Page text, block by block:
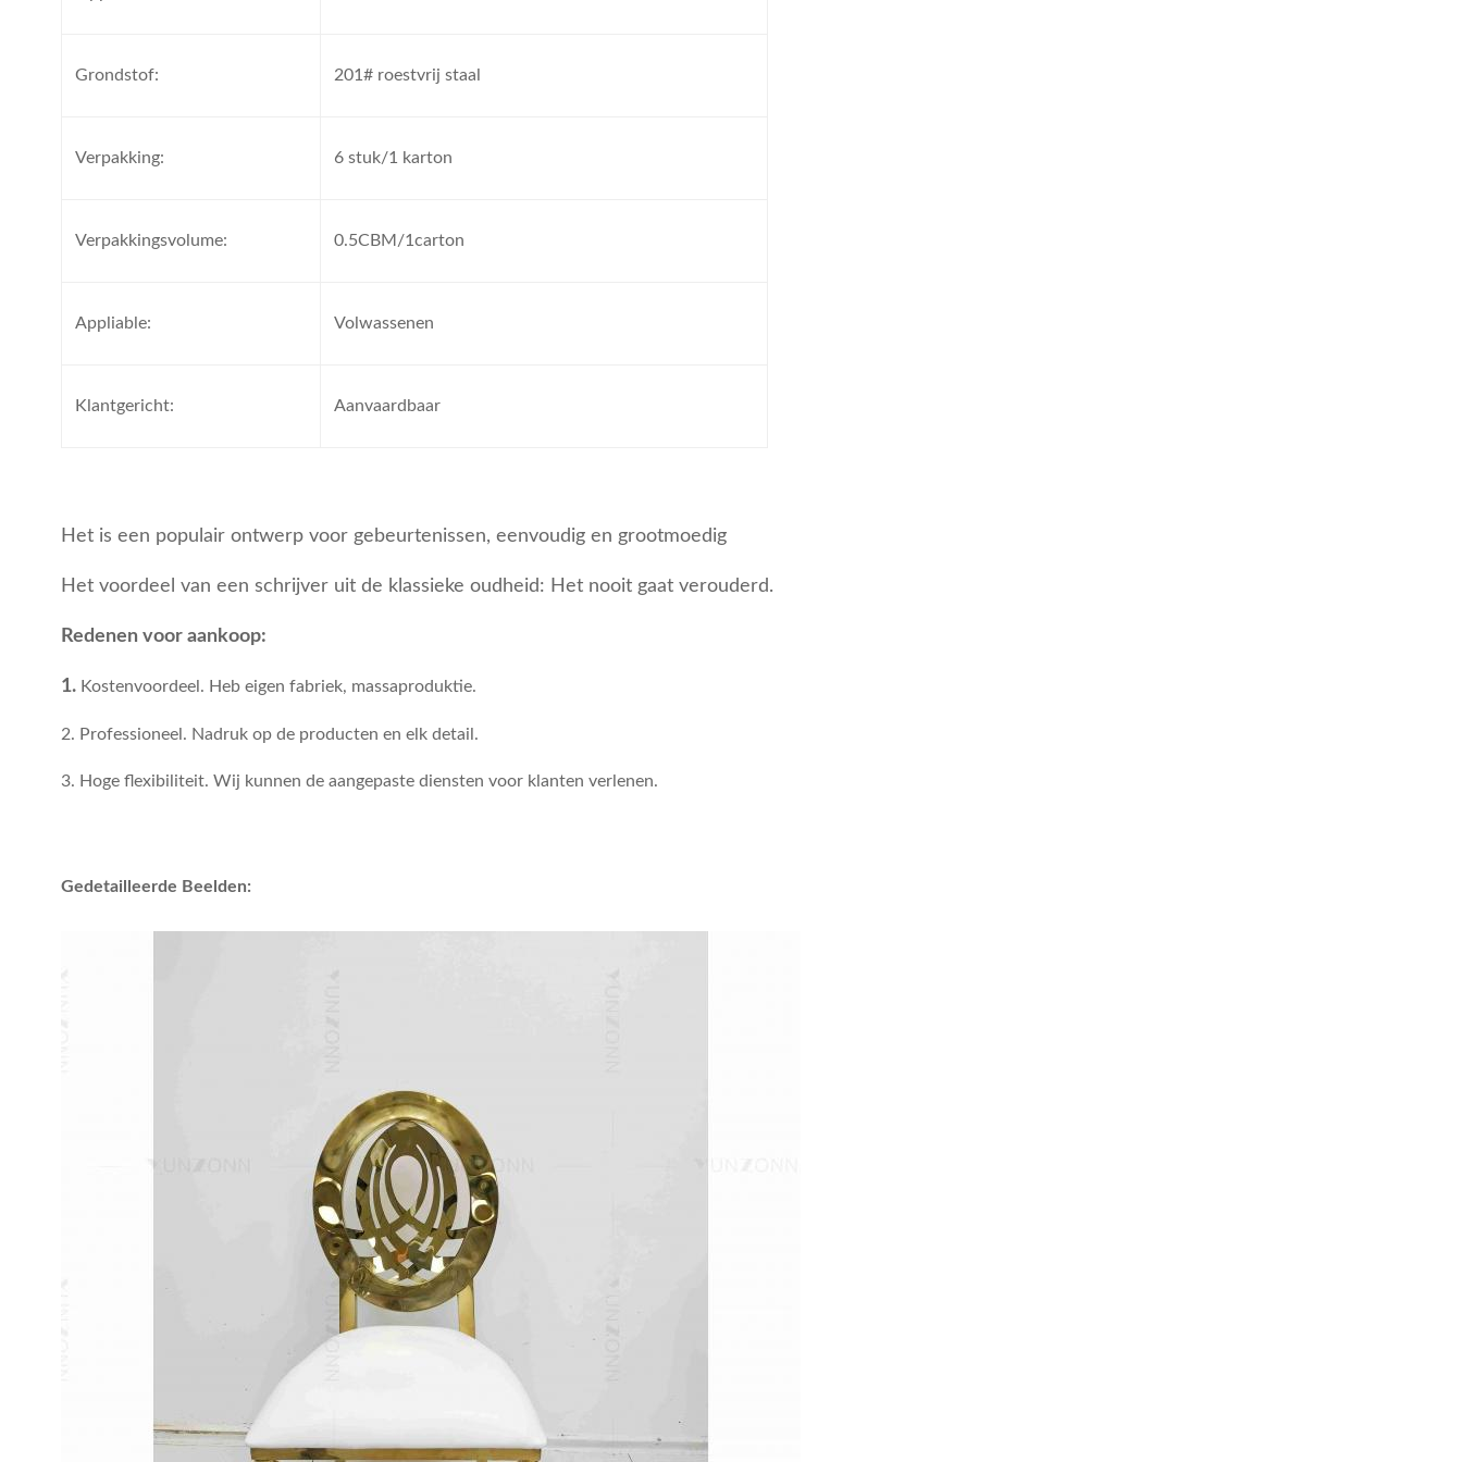
Grondstof: 201# roestvrij staal
Verpakking: 6 stuk/1 karton
Verpakkingsvolume: 0.5CBM/1carton
Appliable: Volwassenen
Klantgericht: Aanvaardbaar
Het is een populair ontwerp voor gebeurtenissen, eenvoudig en grootmoedig
Het voordeel van een schrijver uit de klassieke oudheid: Het nooit gaat verouderd.
Redenen voor aankoop:
1. Kostenvoordeel. Heb eigen fabriek, massaproduktie.
2. Professioneel. Nadruk op de producten en elk detail.
3. Hoge flexibiliteit. Wij kunnen de aangepaste diensten voor klanten verlenen.
Gedetailleerde Beelden: